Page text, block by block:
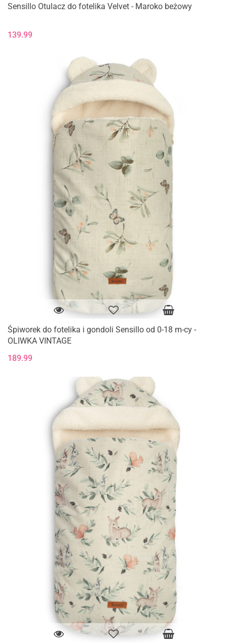
Sensillo Otulacz do fotelika Velvet - Maroko beżowy
139.99
Śpiworek do fotelika i gondoli Sensillo od 0-18 m-cy -
OLIWKA VINTAGE
189.99